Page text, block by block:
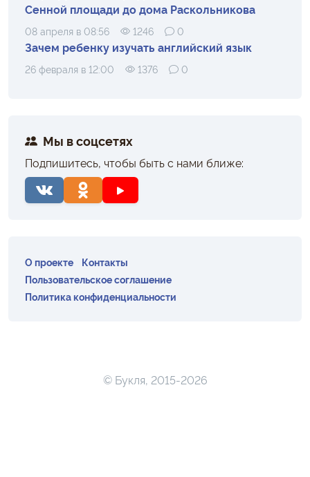
Сенной площади до дома Раскольникова
08 апреля в 08:56 1246 0
Зачем ребенку изучать английский язык
26 февраля в 12:00 1376 0
Мы в соцсетях
Подпишитесь, чтобы быть с нами ближе:
О проекте
Контакты
Пользовательское соглашение
Политика конфиденциальности
© Букля, 2015-2026